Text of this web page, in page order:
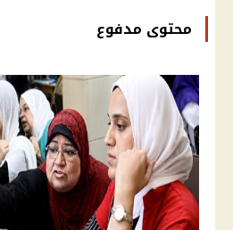
محتوى مدفوع